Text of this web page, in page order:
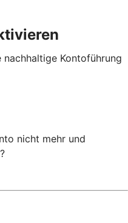
nachhaltige Kontoführung
nicht mehr und